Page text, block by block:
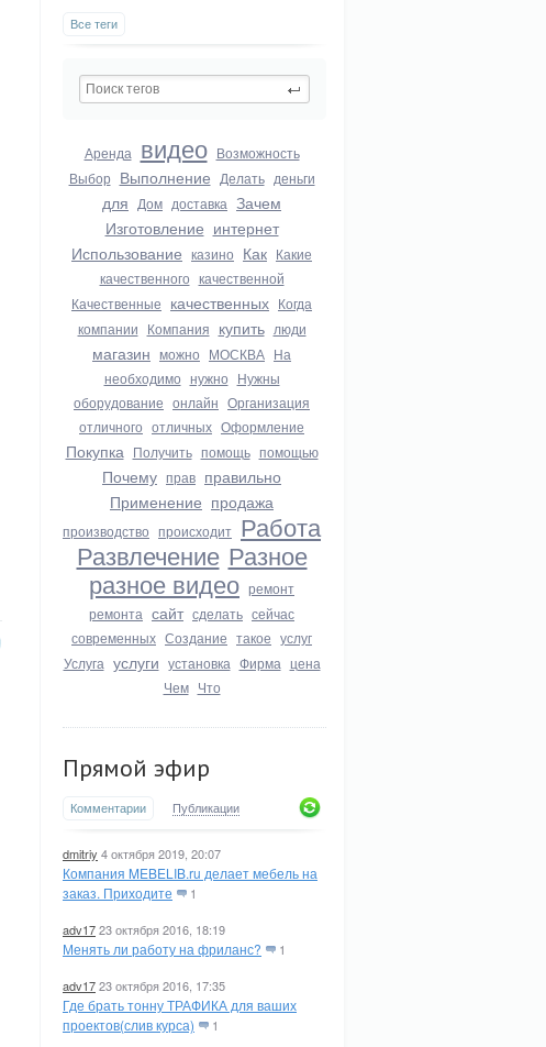
Все теги
Аренда видео Возможность
Выбор Выполнение Делать деньги
для Дом доставка Зачем
Изготовление интернет
Использование казино Как Какие
качественного качественной
Качественные качественных Когда
компании Компания купить люди
магазин можно МОСКВА На
необходимо нужно Нужны
оборудование онлайн Организация
отличного отличных Оформление
Покупка Получить помощь помощью
Почему прав правильно
Применение продажа
производство происходит Работа
Развлечение Разное
разное видео ремонт
ремонта сайт сделать сейчас
современных Создание такое услуг
Услуга услуги установка Фирма цена
Чем Что
Прямой эфир
Комментарии Публикации
dmitriy 4 октября 2019, 20:07
Компания MEBELIB.ru делает мебель на
заказ. Приходите
1
adv1723 октября 2016, 18:19
Менять ли работу на фриланс? 1
adv1723 октября 2016, 17:35
Где брать тонну ТРАФИКА для ваших
проектов(слив курса)
1